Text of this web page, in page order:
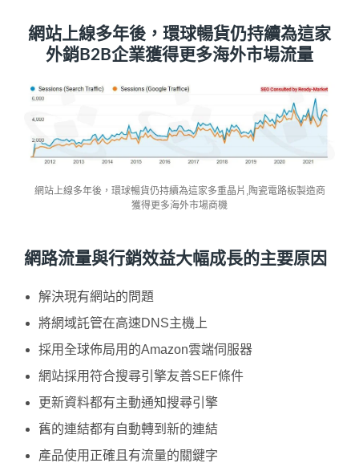
網站上線多年後，環球暢貨仍持續為這家
外銷B2B企業獲得更多海外市場流量
網站上線多年後，環球暢貨仍持續為這家多重晶片,陶瓷電路板製造商
獲得更多海外市場商機
網路流量與行銷效益大幅成長的主要原因
解決現有網站的問題
將網域託管在高速DNS主機上
採用全球佈局用的Amazon雲端伺服器
網站採用符合搜尋引擎友善SEF條件
更新資料都有主動通知搜尋引擎
舊的連結都有自動轉到新的連結
產品使用正確且有流量的關鍵字